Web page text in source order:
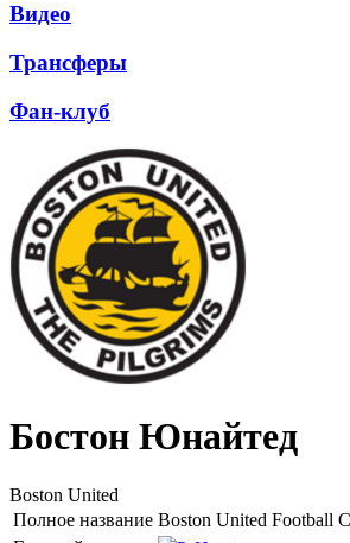
Видео
Трансферы
Фан-клуб
Бостон Юнайтед
Boston United
Полное название Boston United Football